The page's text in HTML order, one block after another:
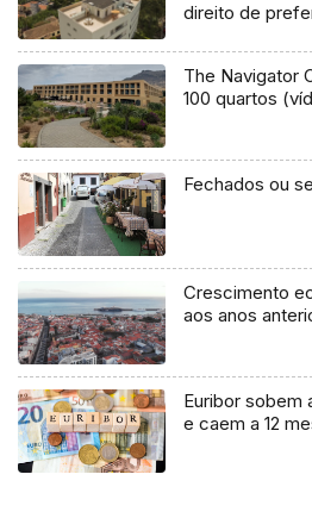
direito de
The Navigator
100 quartos
Fechados ou
Crescimento
aos anos
Euribor sobem
e caem a 12